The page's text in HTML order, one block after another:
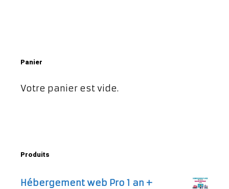
Panier
Votre panier est vide.
Produits
Hébergement web Pro 1 an +